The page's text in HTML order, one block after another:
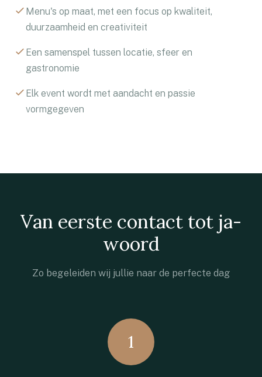
Menu's op maat, met een focus op kwaliteit,
duurzaamheid en creativiteit
Een samenspel tussen locatie, sfeer en
gastronomie
Elk event wordt met aandacht en passie
vormgegeven
Van eerste contact tot ja-
woord
Zo begeleiden wij jullie naar de perfecte dag
1